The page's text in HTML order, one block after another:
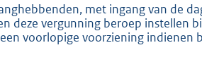
met ingang van de
deze vergunning beroep instellen
voorlopige voorziening indienen